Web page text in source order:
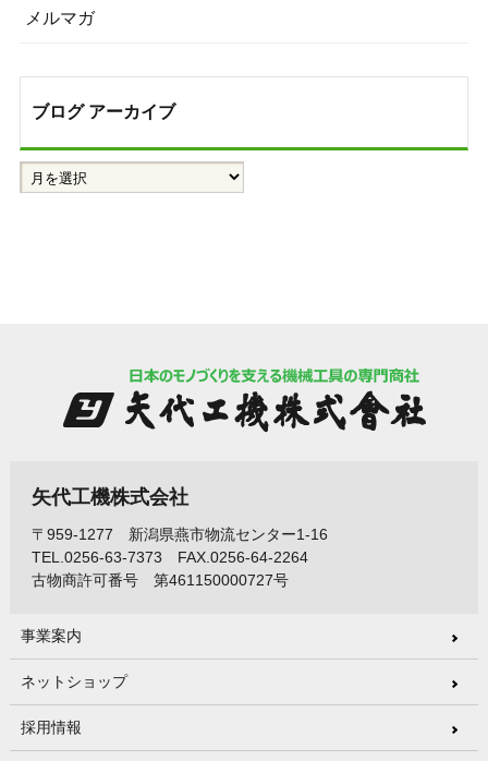
メルマガ
ブログ アーカイブ
矢代工機株式会社
〒959-1277 新潟県燕市物流センター1-16
TEL.0256-63-7373 FAX.0256-64-2264
古物商許可番号 第461150000727号
事業案内
ネットショップ
採用情報